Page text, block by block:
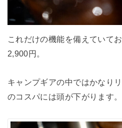
これだけの機能を備えていて
2,900円。
キャンプギアの中ではかなり
のコスパには頭が下がります。